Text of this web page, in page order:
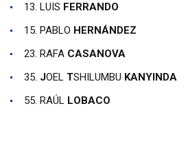
13. LUIS FERRANDO
15. PABLO HERNÁNDEZ
23. RAFA CASANOVA
35. JOEL TSHILUMBU KANYINDA
55. RAÚL LOBACO